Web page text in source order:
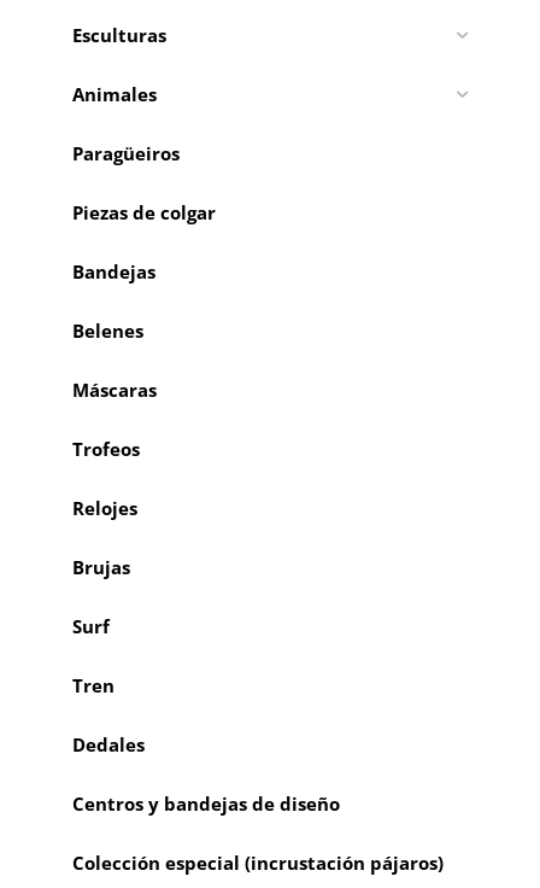
Esculturas
Animales
Paragüeiros
Piezas de colgar
Bandejas
Belenes
Máscaras
Trofeos
Relojes
Brujas
Surf
Tren
Dedales
Centros y bandejas de diseño
Colección especial (incrustación pájaros)